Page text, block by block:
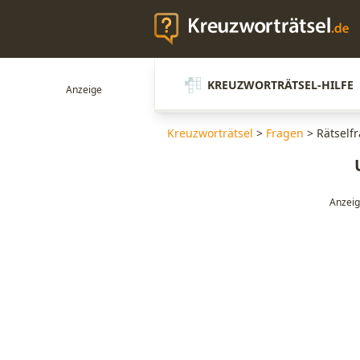
KREUZWORTRÄTSEL-HILFE
Kreuzworträtsel > Fragen >